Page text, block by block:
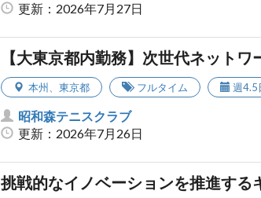
更新：2026年7月27日
【大東京都内勤務】次世代ネットワ
本州、 東京都 フルタイム 週4.5
昭和森テニスクラブ
更新：2026年7月26日
挑戦的なイノベーションを推進する